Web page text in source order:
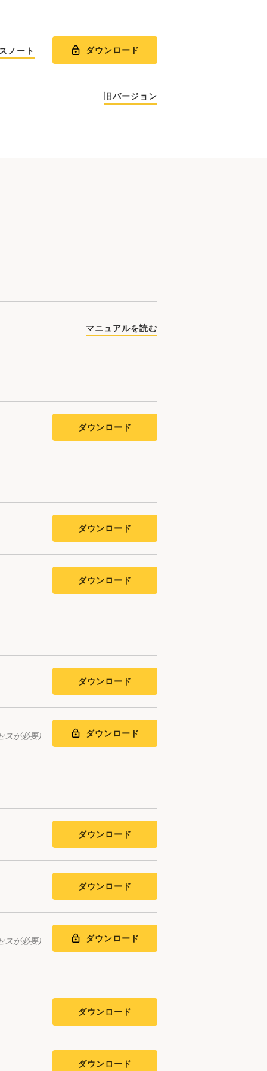
ノート ダウンロード
旧バージョン
マニュアルを読む
ダウンロード
ダウンロード
ダウンロード
ダウンロード
スが必要) ダウンロード
ダウンロード
ダウンロード
スが必要) ダウンロード
ダウンロード
ダウンロード